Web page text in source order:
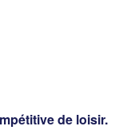
de loisir.